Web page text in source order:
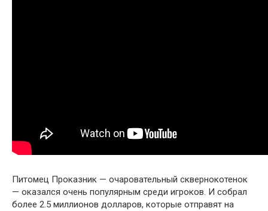
Питомец Проказник — очаровательный сквернокотенок
— оказался очень популярным среди игроков. И собрал
более 2.5 миллионов долларов, которые отправят на